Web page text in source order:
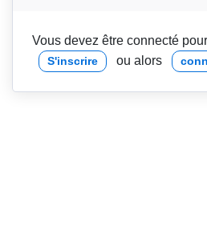
Vous devez être connecté
S'inscrire ou alors